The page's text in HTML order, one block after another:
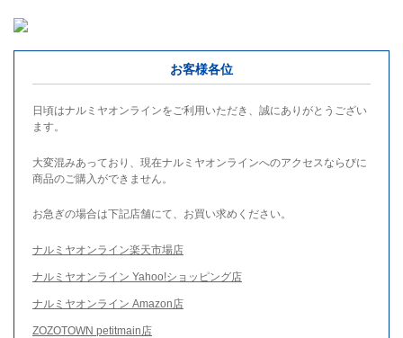
お客様各位
日頃はナルミヤオンラインをご利用いただき、誠にありがとうござい
ます。
大変混みあっており、現在ナルミヤオンラインへのアクセスならびに
商品のご購入ができません。
お急ぎの場合は下記店舗にて、お買い求めください。
ナルミヤオンライン楽天市場店
ナルミヤオンライン Yahoo!ショッピング店
ナルミヤオンライン Amazon店
ZOZOTOWN petitmain店